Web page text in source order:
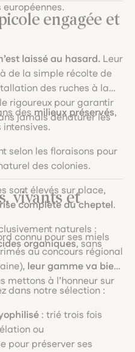
engagée et
laissé au hasard. Leur
de la simple récolte de
des ruches à la
rigoureux pour garantir
jamais dénaturer les
desmilieux préservés,
selon les floraisons pour
des colonies.
sont élevés sur place,
complète du cheptel.
naturels :
organiques, sans
vivants et
connu pour ses miels
au concours régional
leur gamme va bien
mettons à l’honneur sur
dans notre sélection :
: trié trois fois
ou
pour préserver ses